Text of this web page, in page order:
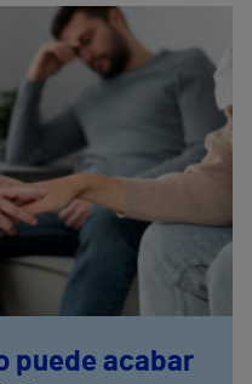
puede acabar